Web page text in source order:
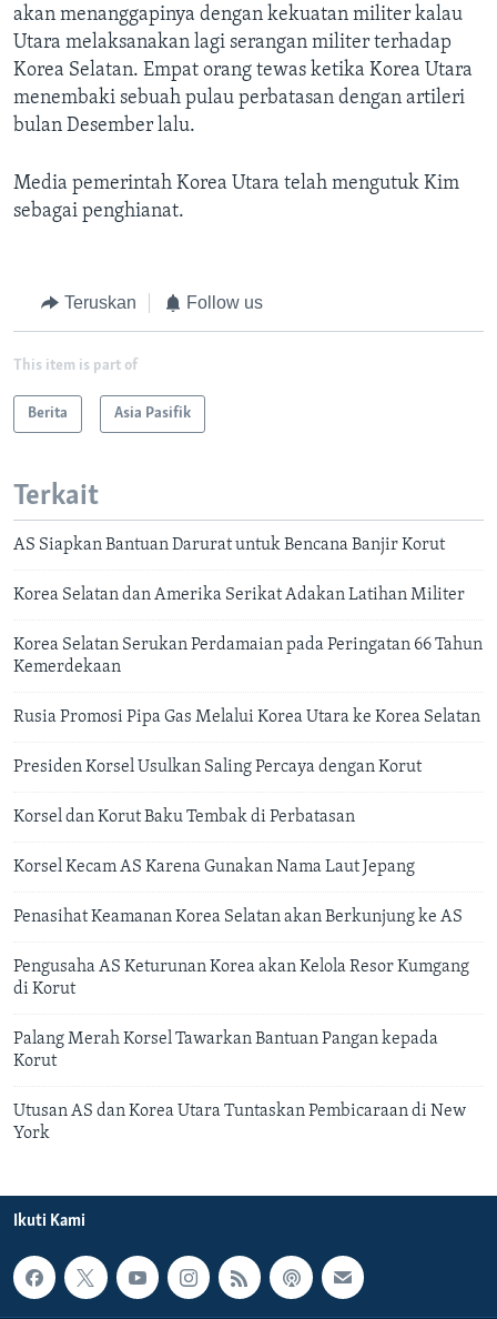
akan menanggapinya dengan kekuatan militer kalau
Utara melaksanakan lagi serangan militer terhadap
Korea Selatan. Empat orang tewas ketika Korea Utara
menembaki sebuah pulau perbatasan dengan artileri
bulan Desember lalu.
Media pemerintah Korea Utara telah mengutuk Kim
sebagai penghianat.
Teruskan Follow us
This item is part of
Berita Asia Pasifik
Terkait
AS Siapkan Bantuan Darurat untuk Bencana Banjir Korut
Korea Selatan dan Amerika Serikat Adakan Latihan Militer
Korea Selatan Serukan Perdamaian pada Peringatan 66 Tahun
Kemerdekaan
Rusia Promosi Pipa Gas Melalui Korea Utara ke Korea Selatan
Presiden Korsel Usulkan Saling Percaya dengan Korut
Korsel dan Korut Baku Tembak di Perbatasan
Korsel Kecam AS Karena Gunakan Nama Laut Jepang
Penasihat Keamanan Korea Selatan akan Berkunjung ke AS
Pengusaha AS Keturunan Korea akan Kelola Resor Kumgang
di Korut
Palang Merah Korsel Tawarkan Bantuan Pangan kepada
Korut
Utusan AS dan Korea Utara Tuntaskan Pembicaraan di New
York
Ikuti Kami